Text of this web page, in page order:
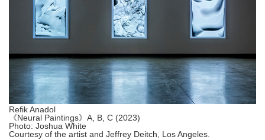
Refik Anadol
《Neural Paintings》A, B, C (2023)
Photo: Joshua White
Courtesy of the artist and Jeffrey Deitch, Los Angeles.